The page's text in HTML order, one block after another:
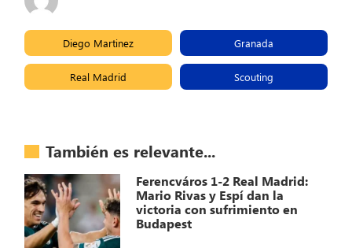
Diego Martinez Granada
Real Madrid Scouting
También es relevante...
Ferencváros 1-2 Real Madrid:
Mario Rivas y Espí dan la
victoria con sufrimiento en
Budapest